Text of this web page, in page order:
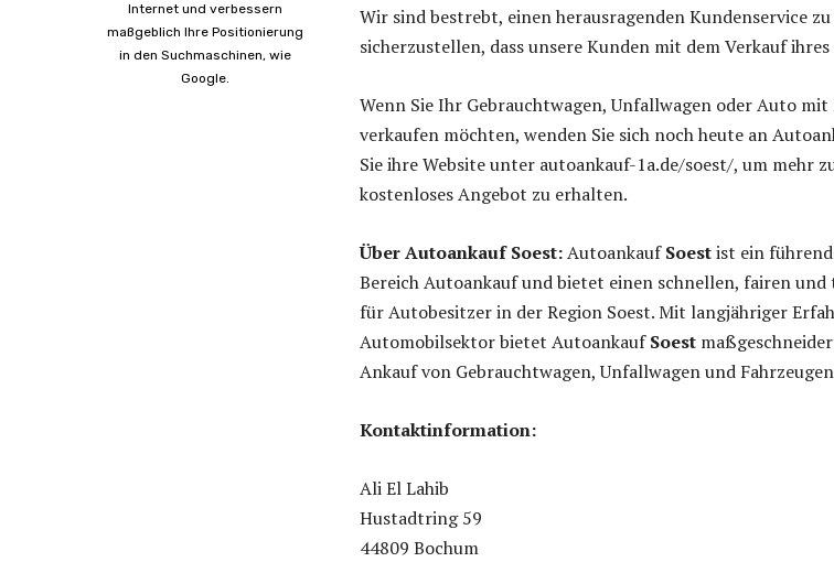
Internet und verbessern
maßgeblich Ihre Positionierung
in den Suchmaschinen, wie
Google.
Wir sind bestrebt, einen herausragenden Kundenservice
sicherzustellen, dass unsere Kunden mit dem Verkauf
Wenn Sie Ihr Gebrauchtwagen, Unfallwagen oder Auto
verkaufen möchten, wenden Sie sich noch heute an
Sie ihre Website unter autoankauf-1a.de/soest/, um mehr
kostenloses Angebot zu erhalten.
Über Autoankauf Soest:AutoankaufSoestist ein
Bereich Autoankauf und bietet einen schnellen, fairen
für Autobesitzer in der Region Soest. Mit langjähriger
Automobilsektor bietet AutoankaufSoest
Ankauf von Gebrauchtwagen, Unfallwagen und
Kontaktinformation:
Ali El Lahib
Hustadtring 59
44809 Bochum